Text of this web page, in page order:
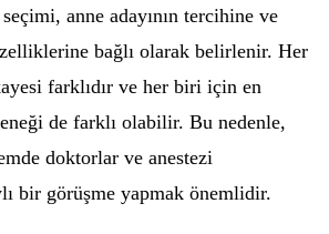
anne adayının tercihine ve
bağlı olarak belirlenir. Her
farklıdır ve her biri için en
de farklı olabilir. Bu nedenle,
doktorlar ve anestezi
bir görüşme yapmak önemlidir.